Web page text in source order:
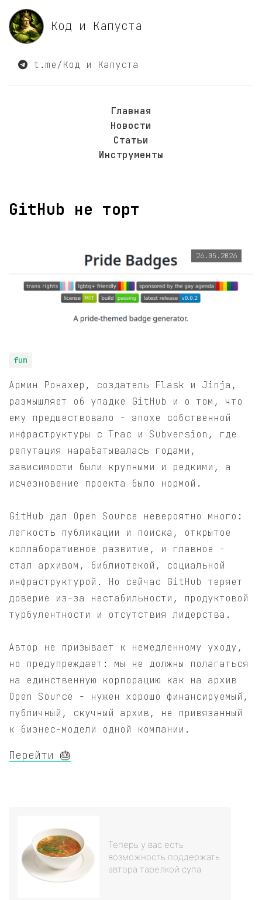
Код и Капуста
t.me/Код и Капуста
Главная
Новости
Статьи
Инструменты
GitHub не торт
26.05.2026
fun
Армин Ронахер, создатель Flask и Jinja,
размышляет об упадке GitHub и о том, что
ему предшествовало - эпохе собственной
инфраструктуры с Trac и Subversion, где
репутация нарабатывалась годами,
зависимости были крупными и редкими, а
исчезновение проекта было нормой.
GitHub дал Open Source невероятно много:
легкость публикации и поиска, открытое
коллаборативное развитие, и главное -
стал архивом, библиотекой, социальной
инфраструктурой. Но сейчас GitHub теряет
доверие из-за нестабильности, продуктовой
турбулентности и отсутствия лидерства.
Автор не призывает к немедленному уходу,
но предупреждает: мы не должны полагаться
на единственную корпорацию как на архив
Open Source - нужен хорошо финансируемый,
публичный, скучный архив, не привязанный
к бизнес-модели одной компании.
Перейти 🎂
Теперь у вас есть
возможность поддержать
автора тарелкой супа